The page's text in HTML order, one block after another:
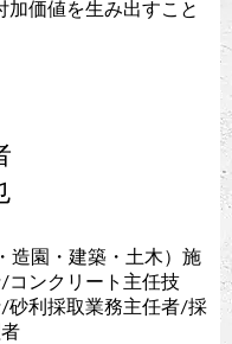
加価値を生み出すこと
造園・建築・土木）施
/コンクリート主任技
砂利採取業務主任者/採